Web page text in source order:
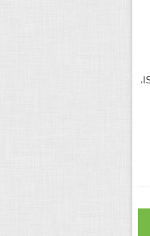
درک نوردهی – همراه با توضیح ISO،